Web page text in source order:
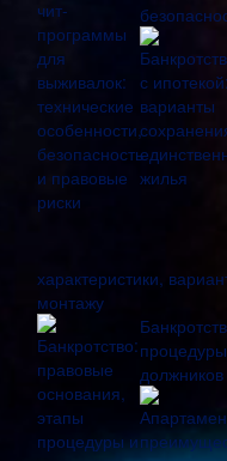
характеристики,
монтажу
должников